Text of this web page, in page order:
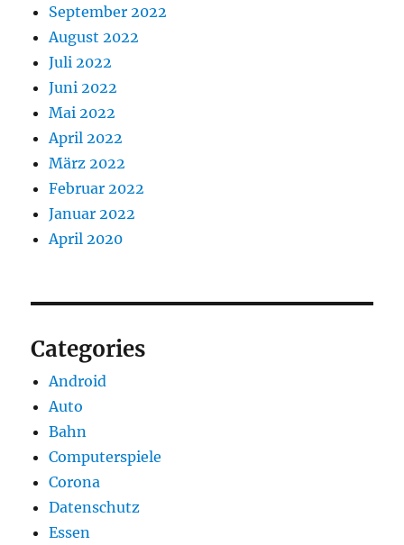
September 2022
August 2022
Juli 2022
Juni 2022
Mai 2022
April 2022
März 2022
Februar 2022
Januar 2022
April 2020
Categories
Android
Auto
Bahn
Computerspiele
Corona
Datenschutz
Essen